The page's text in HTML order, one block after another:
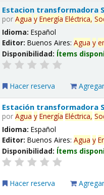
Estacion transformadora
porAgua y Energía Eléctrica,
Idioma:Español
Editor:Buenos Aires:Agua y
Disponibilidad: Ítems
Hacer reserva
Estación transformadora
porAgua y Energía Eléctrica,
Idioma:Español
Editor:Buenos Aires:Agua y
Disponibilidad: Ítems
Hacer reserva